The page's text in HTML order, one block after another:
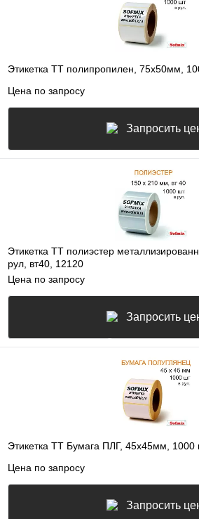
Этикетка ТТ полипропилен, 75х50мм,
Цена по запросу
Запросить
Этикетка ТТ полиэстер
рул, вт40, 12120
Цена по запросу
Запросить
Этикетка ТТ Бумага ПЛГ, 45х45мм, 1000
Цена по запросу
Запросить